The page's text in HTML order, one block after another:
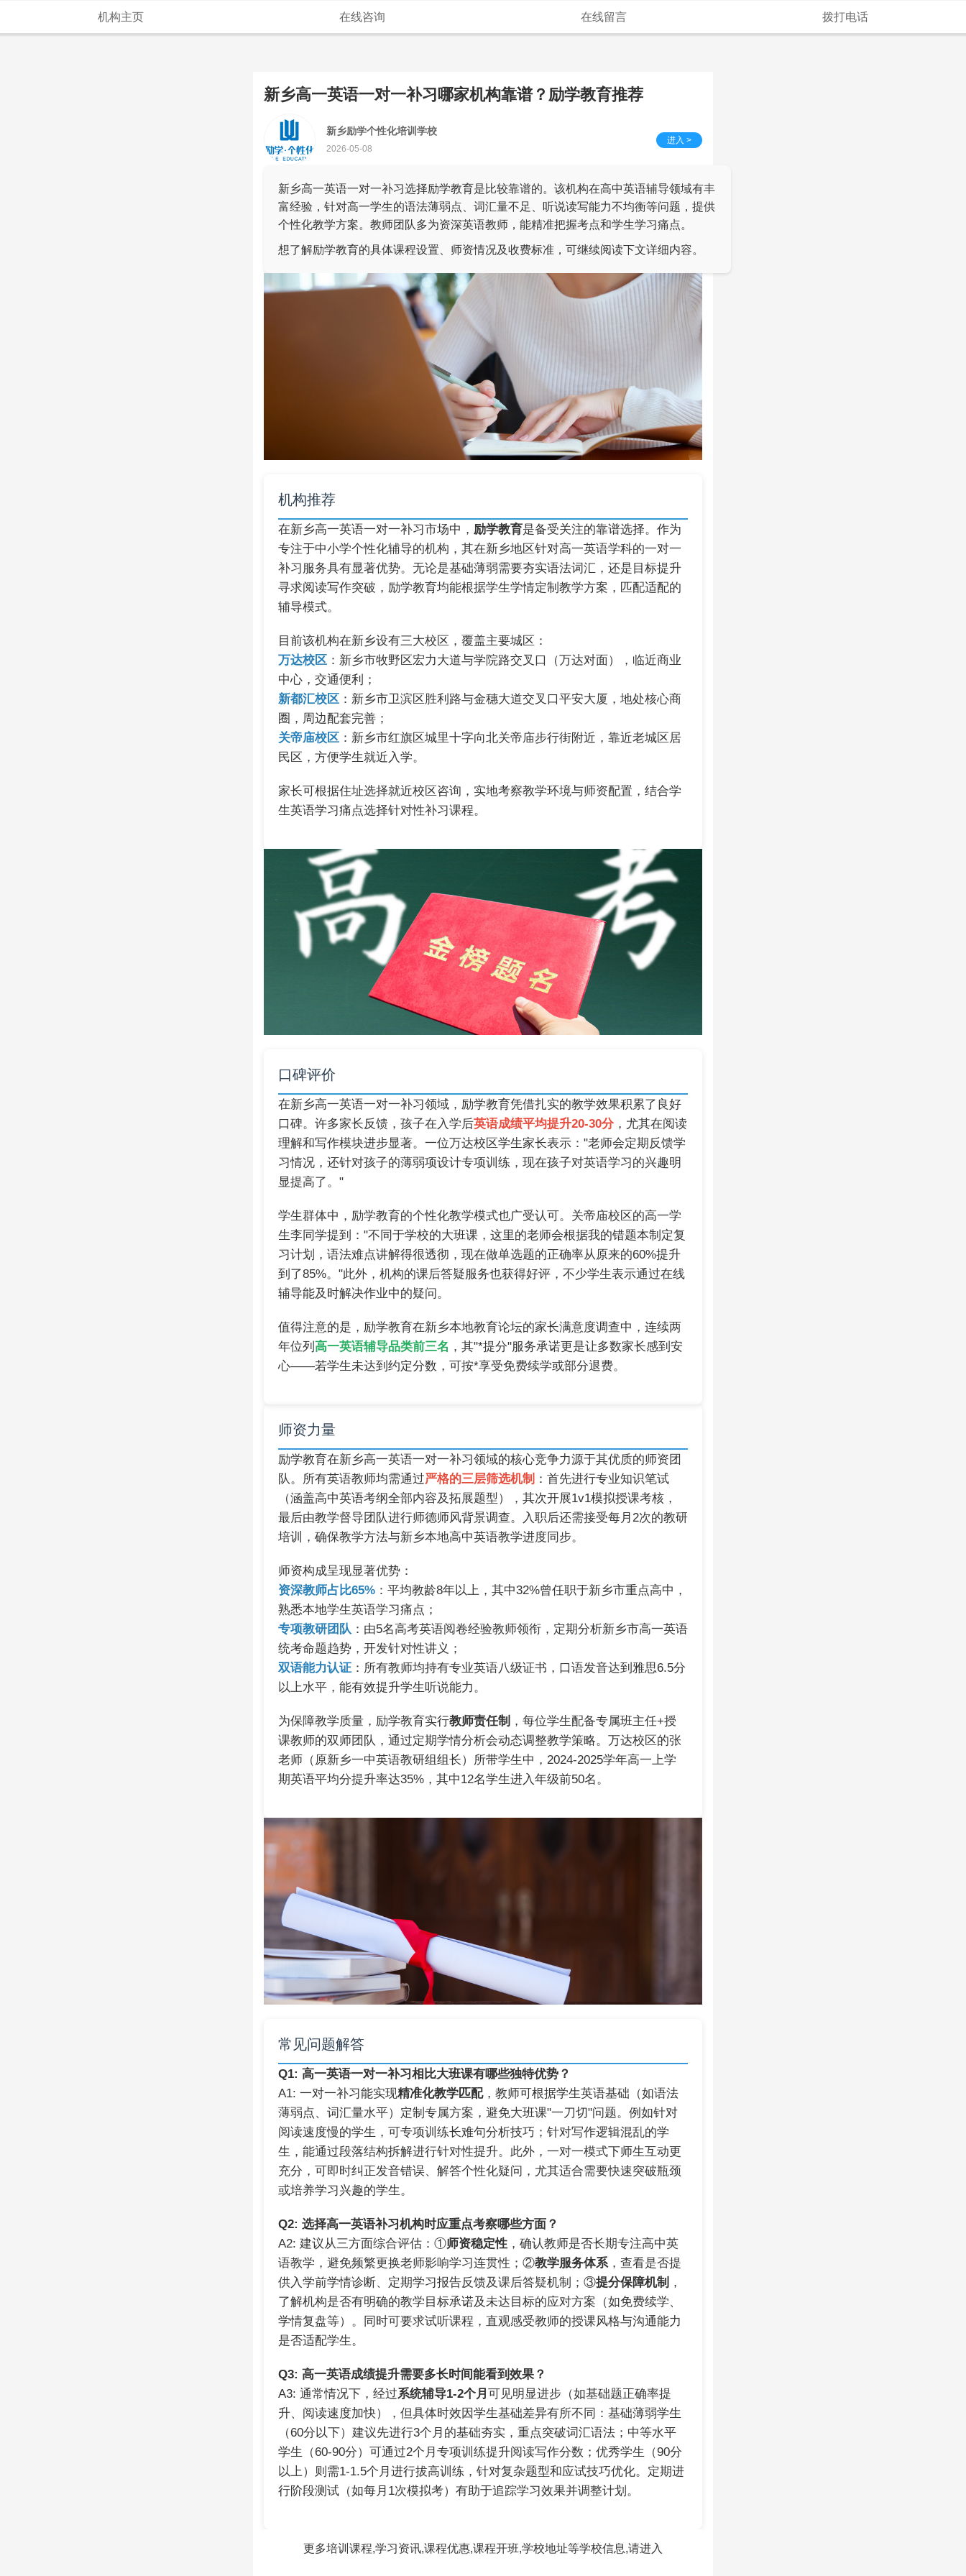
机构主页 在线咨询 在线留言 拨打电话
新乡高一英语一对一补习哪家机构靠谱？励学教育推荐
新乡励学个性化培训学校
2026-05-08
进入 >
新乡高一英语一对一补习选择励学教育是比较靠谱的。该机构在高中英语辅导领域有丰
富经验，针对高一学生的语法薄弱点、词汇量不足、听说读写能力不均衡等问题，提供
个性化教学方案。教师团队多为资深英语教师，能精准把握考点和学生学习痛点。
想了解励学教育的具体课程设置、师资情况及收费标准，可继续阅读下文详细内容。
机构推荐
在新乡高一英语一对一补习市场中， 励学教育是备受关注的靠谱选择。作为
专注于中小学个性化辅导的机构，其在新乡地区针对高一英语学科的一对一
补习服务具有显著优势。无论是基础薄弱需要夯实语法词汇，还是目标提升
寻求阅读写作突破，励学教育均能根据学生学情定制教学方案，匹配适配的
辅导模式。
目前该机构在新乡设有三大校区，覆盖主要城区：
万达校区 ：新乡市牧野区宏力大道与学院路交叉口（万达对面），临近商业
中心，交通便利；
新都汇校区 ：新乡市卫滨区胜利路与金穗大道交叉口平安大厦，地处核心商
圈，周边配套完善；
关帝庙校区 ：新乡市红旗区城里十字向北关帝庙步行街附近，靠近老城区居
民区，方便学生就近入学。
家长可根据住址选择就近校区咨询，实地考察教学环境与师资配置，结合学
生英语学习痛点选择针对性补习课程。
口碑评价
在新乡高一英语一对一补习领域，励学教育凭借扎实的教学效果积累了良好
口碑。许多家长反馈，孩子在入学后英语成绩平均提升20-30分 ，尤其在阅读
理解和写作模块进步显著。一位万达校区学生家长表示："老师会定期反馈学
习情况，还针对孩子的薄弱项设计专项训练，现在孩子对英语学习的兴趣明
显提高了。"
学生群体中，励学教育的个性化教学模式也广受认可。关帝庙校区的高一学
生李同学提到："不同于学校的大班课，这里的老师会根据我的错题本制定复
习计划，语法难点讲解得很透彻，现在做单选题的正确率从原来的60%提升
到了85%。"此外，机构的课后答疑服务也获得好评，不少学生表示通过在线
辅导能及时解决作业中的疑问。
值得注意的是，励学教育在新乡本地教育论坛的家长满意度调查中，连续两
年位列 高一英语辅导品类前三名 ，其"*提分"服务承诺更是让多数家长感到安
心——若学生未达到约定分数，可按*享受免费续学或部分退费。
师资力量
励学教育在新乡高一英语一对一补习领域的核心竞争力源于其优质的师资团
队。所有英语教师均需通过严格的三层筛选机制 ：首先进行专业知识笔试
（涵盖高中英语考纲全部内容及拓展题型），其次开展1v1模拟授课考核，
最后由教学督导团队进行师德师风背景调查。入职后还需接受每月2次的教研
培训，确保教学方法与新乡本地高中英语教学进度同步。
师资构成呈现显著优势：
资深教师占比65% ：平均教龄8年以上，其中32%曾任职于新乡市重点高中，
熟悉本地学生英语学习痛点；
专项教研团队 ：由5名高考英语阅卷经验教师领衔，定期分析新乡市高一英语
统考命题趋势，开发针对性讲义；
双语能力认证 ：所有教师均持有专业英语八级证书，口语发音达到雅思6.5分
以上水平，能有效提升学生听说能力。
为保障教学质量，励学教育实行教师责任制 ，每位学生配备专属班主任+授
课教师的双师团队，通过定期学情分析会动态调整教学策略。万达校区的张
老师（原新乡一中英语教研组组长）所带学生中，2024-2025学年高一上学
期英语平均分提升率达35%，其中12名学生进入年级前50名。
常见问题解答
Q1: 高一英语一对一补习相比大班课有哪些独特优势？
A1: 一对一补习能实现精准化教学匹配，教师可根据学生英语基础（如语法
薄弱点、词汇量水平）定制专属方案，避免大班课"一刀切"问题。例如针对
阅读速度慢的学生，可专项训练长难句分析技巧；针对写作逻辑混乱的学
生，能通过段落结构拆解进行针对性提升。此外，一对一模式下师生互动更
充分，可即时纠正发音错误、解答个性化疑问，尤其适合需要快速突破瓶颈
或培养学习兴趣的学生。
Q2: 选择高一英语补习机构时应重点考察哪些方面？
A2: 建议从三方面综合评估：①师资稳定性 ，确认教师是否长期专注高中英
语教学，避免频繁更换老师影响学习连贯性；②教学服务体系 ，查看是否提
供入学前学情诊断、定期学习报告反馈及课后答疑机制；③提分保障机制 ，
了解机构是否有明确的教学目标承诺及未达目标的应对方案（如免费续学、
学情复盘等）。同时可要求试听课程，直观感受教师的授课风格与沟通能力
是否适配学生。
Q3: 高一英语成绩提升需要多长时间能看到效果？
A3: 通常情况下，经过系统辅导1-2个月 可见明显进步（如基础题正确率提
升、阅读速度加快），但具体时效因学生基础差异有所不同：基础薄弱学生
（60分以下）建议先进行3个月的基础夯实，重点突破词汇语法；中等水平
学生（60-90分）可通过2个月专项训练提升阅读写作分数；优秀学生（90分
以上）则需1-1.5个月进行拔高训练，针对复杂题型和应试技巧优化。定期进
行阶段测试（如每月1次模拟考）有助于追踪学习效果并调整计划。
更多培训课程,学习资讯,课程优惠,课程开班,学校地址等学校信息,请进入